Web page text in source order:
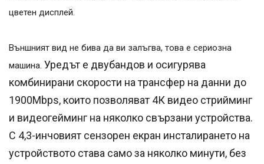
цветен дисплей.
Външният вид не бива да ви залъгва, това е сериозна
машина. Уредът е двубандов и осигурява
комбинирани скорости на трансфер на данни до
1900Mbps, които позволяват 4К видео стрийминг
и видеогейминг на няколко свързани устройства.
С 4,3-инчовият сензорен екран инсталирането на
устройството става само за няколко минути, без